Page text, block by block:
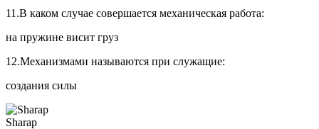
11.В каком случае совершается механическая работа:
на пружине висит груз
12.Механизмами называются при служащие:
создания силы
Sharap